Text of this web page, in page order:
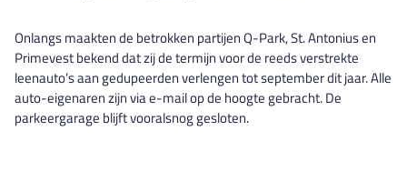
Onlangs maakten de betrokken partijenQ-Park, St. Antonius en
Primevest bekend dat zij de termijn voor de reeds verstrekte
leenauto’s aan gedupeerden verlengen tot september dit jaar. Alle
auto-eigenaren zijn via e-mail op de hoogte gebracht. De
parkeergarage blijft vooralsnog gesloten.